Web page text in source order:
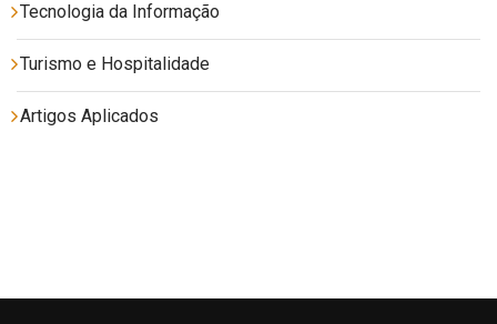
Tecnologia da Informação
Turismo e Hospitalidade
Artigos Aplicados